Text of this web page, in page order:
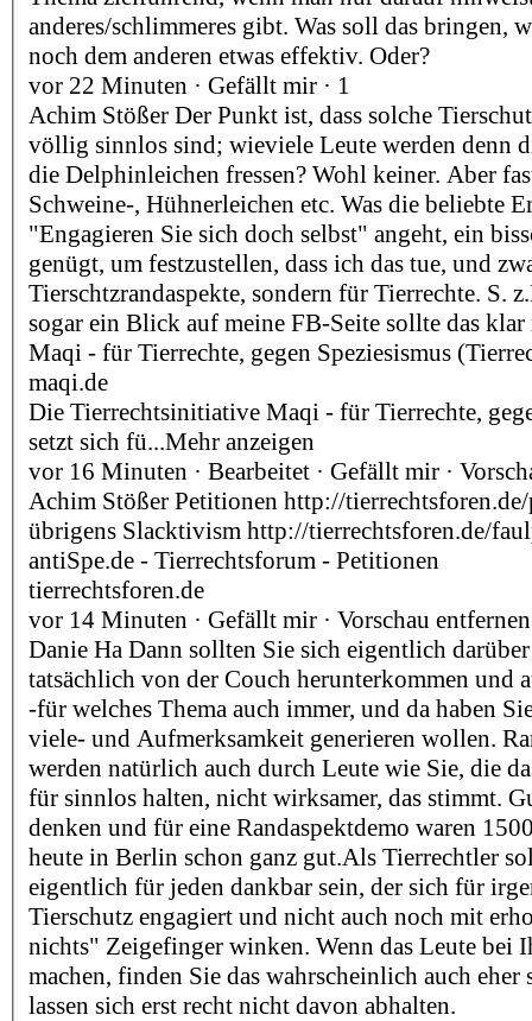
anderes/schlimmeres gibt. Was soll das bringen,
noch dem anderen etwas effektiv. Oder?
vor 22 Minuten · Gefällt mir · 1
Achim Stößer Der Punkt ist, dass solche
völlig sinnlos sind; wieviele Leute werden denn
die Delphinleichen fressen? Wohl keiner. Aber
Schweine-, Hühnerleichen etc. Was die beliebte
"Engagieren Sie sich doch selbst" angeht, ein
genügt, um festzustellen, dass ich das tue, und
Tierschtzrandaspekte, sondern für Tierrechte. S.
sogar ein Blick auf meine FB-Seite sollte das klar
Maqi - für Tierrechte, gegen Speziesismus
maqi.de
Die Tierrechtsinitiative Maqi - für Tierrechte,
setzt sich fü...Mehr anzeigen
vor 16 Minuten · Bearbeitet · Gefällt mir ·
Achim Stößer Petitionen http://
übrigens Slacktivism http://tierrechtsforen.de/
antiSpe.de - Tierrechtsforum - Petitionen
tierrechtsforen.de
vor 14 Minuten · Gefällt mir · Vorschau entfernen
Danie Ha Dann sollten Sie sich eigentlich
tatsächlich von der Couch herunterkommen und
-für welches Thema auch immer, und da haben
viele- und Aufmerksamkeit generieren wollen.
werden natürlich auch durch Leute wie Sie, die
für sinnlos halten, nicht wirksamer, das stimmt.
denken und für eine Randaspektdemo waren
heute in Berlin schon ganz gut.Als Tierrechtler
eigentlich für jeden dankbar sein, der sich für
Tierschutz engagiert und nicht auch noch mit
nichts" Zeigefinger winken. Wenn das Leute bei
machen, finden Sie das wahrscheinlich auch
lassen sich erst recht nicht davon abhalten.